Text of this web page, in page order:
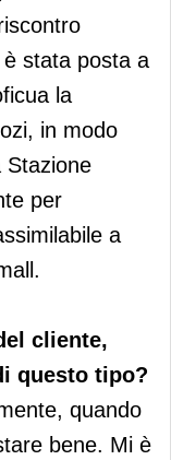
stata posta a
la
in modo
Stazione
per
a
cliente,
questo tipo?
quando
bene. Mi è